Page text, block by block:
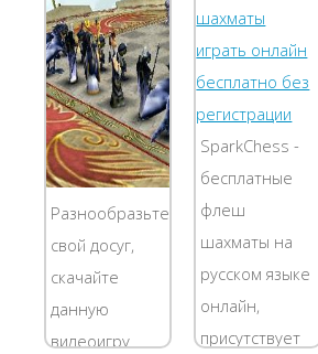
Разнообразьте
свой досуг,
скачайте
данную
видеоигру
SparkChess -
бесплатные
флеш
шахматы на
русском языке
онлайн,
присутствует